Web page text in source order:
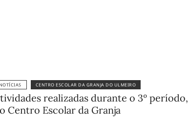
CENTRO ESCOLAR DA GRANJA DO ULMEIRO
realizadas durante o 3º período,
Centro Escolar da Granja